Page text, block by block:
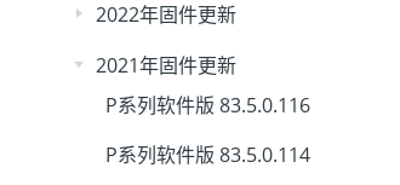
2022年固件更新
2021年固件更新
P系列软件版 83.5.0.116
P系列软件版 83.5.0.114